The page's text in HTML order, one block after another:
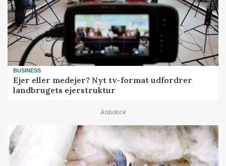
BUSINESS
Ejer eller medejer? Nyt tv-format udfordrer
landbrugets ejerstruktur
Annonce